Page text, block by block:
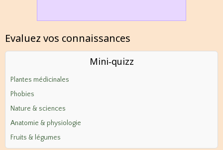
Evaluez vos connaissances
Mini‑quizz
Plantes médicinales
Phobies
Nature & sciences
Anatomie & physiologie
Fruits & légumes